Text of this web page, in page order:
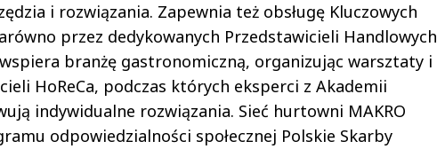
i rozwiązania. Zapewnia też obsługę Kluczowych
przez dedykowanych Przedstawicieli Handlowych
branżę gastronomiczną, organizując warsztaty i
HoReCa, podczas których eksperci z Akademii
indywidualne rozwiązania. Sieć hurtowni MAKRO
odpowiedzialności społecznej Polskie Skarby